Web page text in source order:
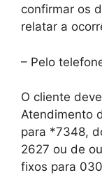
confirmar os
relatar a
– Pelo
O cliente
Atendimento
para *7348,
2627 ou de
fixos para